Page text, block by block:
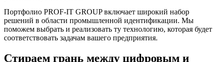
Портфолио PROF-IT GROUP включает широкий набор
решений в области промышленной идентификации. Мы
поможем выбрать и реализовать ту технологию, которая будет
соответствовать задачам вашего предприятия.
Стираем грань между цифровым и